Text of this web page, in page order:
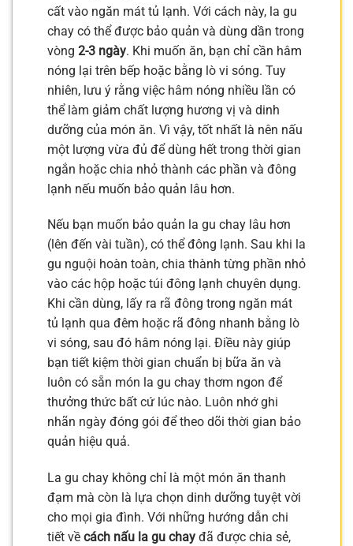
cất vào ngăn mát tủ lạnh. Với cách này, la gu
chay có thể được bảo quản và dùng dần trong
vòng 2-3 ngày. Khi muốn ăn, bạn chỉ cần hâm
nóng lại trên bếp hoặc bằng lò vi sóng. Tuy
nhiên, lưu ý rằng việc hâm nóng nhiều lần có
thể làm giảm chất lượng hương vị và dinh
dưỡng của món ăn. Vì vậy, tốt nhất là nên nấu
một lượng vừa đủ để dùng hết trong thời gian
ngắn hoặc chia nhỏ thành các phần và đông
lạnh nếu muốn bảo quản lâu hơn.
Nếu bạn muốn bảo quản la gu chay lâu hơn
(lên đến vài tuần), có thể đông lạnh. Sau khi la
gu nguội hoàn toàn, chia thành từng phần nhỏ
vào các hộp hoặc túi đông lạnh chuyên dụng.
Khi cần dùng, lấy ra rã đông trong ngăn mát
tủ lạnh qua đêm hoặc rã đông nhanh bằng lò
vi sóng, sau đó hâm nóng lại. Điều này giúp
bạn tiết kiệm thời gian chuẩn bị bữa ăn và
luôn có sẵn món la gu chay thơm ngon để
thưởng thức bất cứ lúc nào. Luôn nhớ ghi
nhãn ngày đóng gói để theo dõi thời gian bảo
quản hiệu quả.
La gu chay không chỉ là một món ăn thanh
đạm mà còn là lựa chọn dinh dưỡng tuyệt vời
cho mọi gia đình. Với những hướng dẫn chi
tiết về cách nấu la gu chay đã được chia sẻ,